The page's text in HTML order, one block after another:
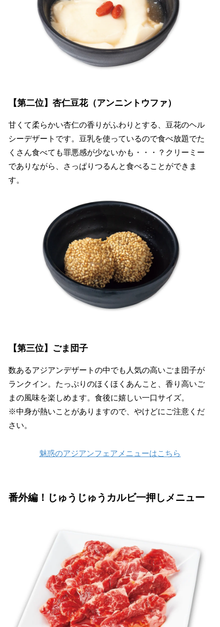
【第二位】杏仁豆花（アンニントウファ）
甘くて柔らかい杏仁の香りがふわりとする、豆花のヘル
シーデザートです。豆乳を使っているので食べ放題でた
くさん食べても罪悪感が少ないかも・・・？クリーミー
でありながら、さっぱりつるんと食べることができま
す。
【第三位】ごま団子
数あるアジアンデザートの中でも人気の高いごま団子が
ランクイン。たっぷりのほくほくあんこと、香り高いご
まの風味を楽しめます。食後に嬉しい一口サイズ。
※中身が熱いことがありますので、やけどにご注意くだ
さい。
魅惑のアジアンフェアメニューはこちら
番外編！じゅうじゅうカルビ一押しメニュー